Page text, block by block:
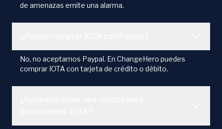
de amenazas emite una alarma.
No, no aceptamos Paypal. En ChangeHero puedes
comprar IOTA con tarjeta de crédito o débito.